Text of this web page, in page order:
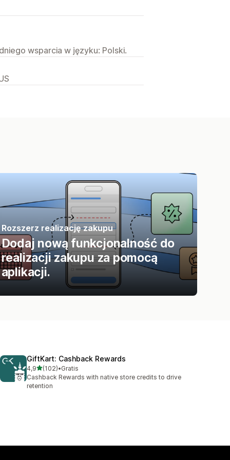
wsparcia w języku: Polski.
Rozszerz realizację zakupu
Dodaj nową funkcjonalność do
realizacji zakupu za pomocą
aplikacji.
GiftKart: Cashback Rewards
4,9na 5 gwiazdek
(102)
Łączna liczba recenzji: 102
•Gratis
Cashback Rewards with native store credits to drive
retention